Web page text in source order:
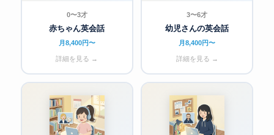
0〜3才
赤ちゃん英会話
月8,400円〜
詳細を見る →
3〜6才
幼児さんの英会話
月8,400円〜
詳細を見る →